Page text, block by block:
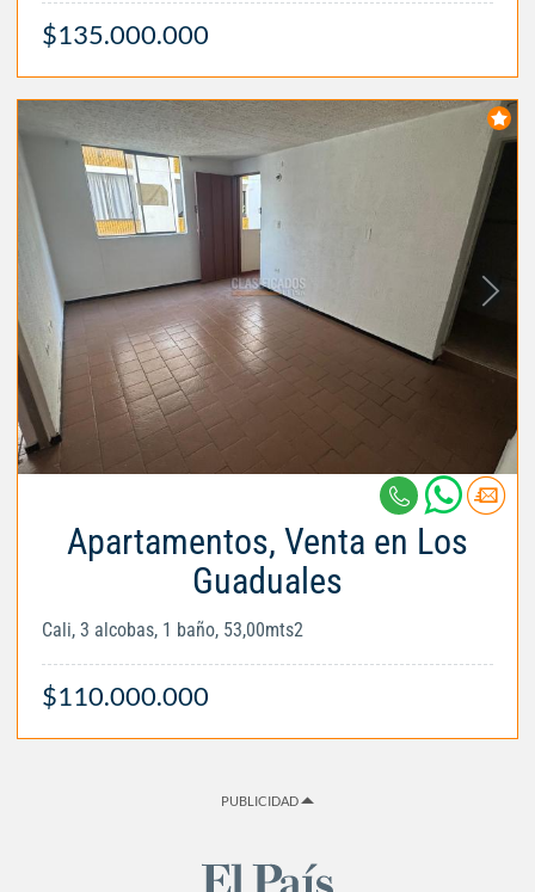
$135.000.000
Apartamentos, Venta en Los
Guaduales
Cali, 3 alcobas, 1 baño, 53,00mts2
$110.000.000
PUBLICIDAD